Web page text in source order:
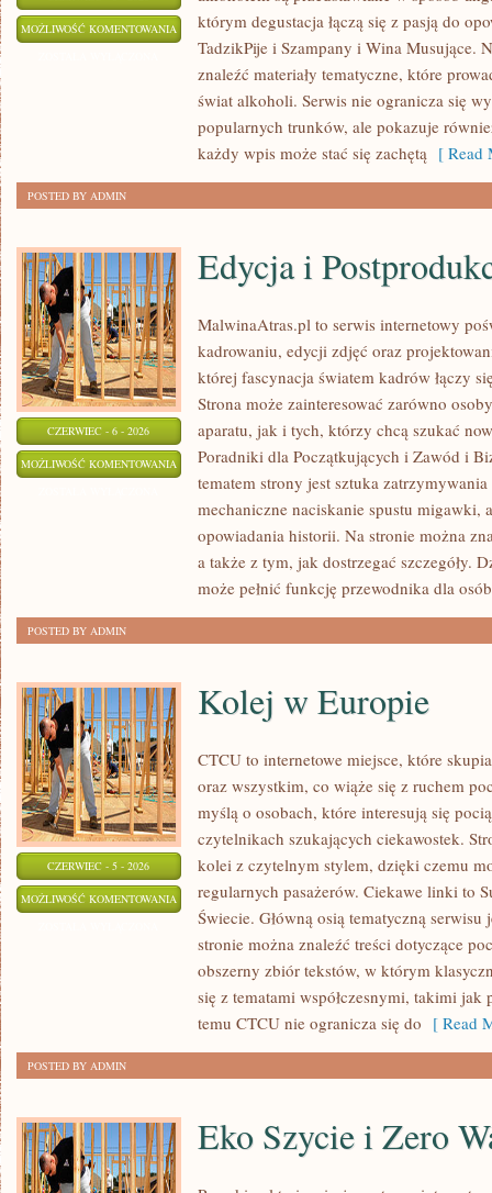
MOŻLIWOŚĆ KOMENTOWANIA PIWA
ŚWIATA
którym degustacja łączą się z pasją do
TadzikPije i Szampany i Wina Musujące.
znaleźć materiały tematyczne, które
świat alkoholi. Serwis nie ogranicza się
popularnych trunków, ale pokazuje
każdy wpis może stać się zachętą [ Read
POSTED BY ADMIN
CZERWIEC - 6 - 2026
MOŻLIWOŚĆ KOMENTOWANIA EDYCJA
POSTPRODUKCJA
Edycja i
MalwinaAtras.pl to serwis internetowy
kadrowaniu, edycji zdjęć oraz
której fascynacja światem kadrów łączy
Strona może zainteresować zarówno
aparatu, jak i tych, którzy chcą szukać
Poradniki dla Początkujących i Zawód i
tematem strony jest sztuka
mechaniczne naciskanie spustu migawki,
opowiadania historii. Na stronie można
a także z tym, jak dostrzegać szczegóły.
może pełnić funkcję przewodnika dla
POSTED BY ADMIN
CZERWIEC - 5 - 2026
MOŻLIWOŚĆ KOMENTOWANIA KOLEJ
EUROPIE
Kolej w Europie
CTCU to internetowe miejsce, które
oraz wszystkim, co wiąże się z ruchem
myślą o osobach, które interesują się
czytelnikach szukających ciekawostek.
kolei z czytelnym stylem, dzięki czemu
regularnych pasażerów. Ciekawe linki to
Świecie. Główną osią tematyczną
stronie można znaleźć treści dotyczące
obszerny zbiór tekstów, w którym
się z tematami współczesnymi, takimi
temu CTCU nie ogranicza się do [ Read
POSTED BY ADMIN
Eko Szycie i Zero